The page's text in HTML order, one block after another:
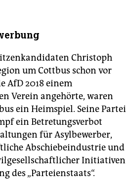
Christoph
um Cottbus schon vor
AfD 2018 einem
Verein angehörte, waren
ein Heimspiel. Seine Partei
ein Betretungsverbot
für Asylbewerber,
Abschiebeindustrie und
Initiativen
des „Parteienstaats“.